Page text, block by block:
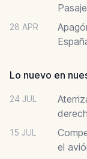
28 APR
Lo nuevo en
24 JUL
15 JUL
el